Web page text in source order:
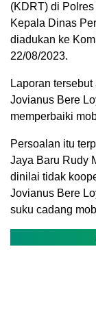
(KDRT) di
Kepala Dinas
diadukan ke
22/08/2023.
Laporan
Jovianus Bere
memperbaiki
Persoalan itu
Jaya Baru Rudy
dinilai tidak
Jovianus Bere
suku cadang